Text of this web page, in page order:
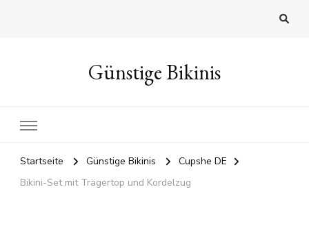
Günstige Bikinis
Startseite Günstige Bikinis
Cupshe DE
Bikini-Set mit Trägertop und Kordelzug